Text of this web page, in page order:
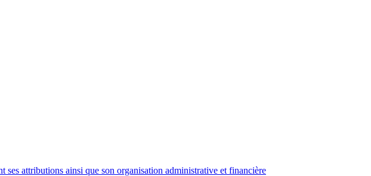
attributions ainsi que son organisation administrative et financière